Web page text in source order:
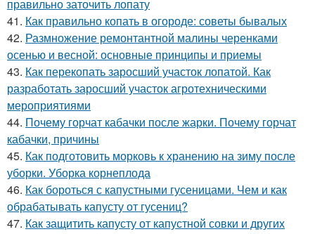
правильно заточить лопату
41. Как правильно копать в огороде: советы бывалых
42. Размножение ремонтантной малины черенками
осенью и весной: основные принципы и приемы
43. Как перекопать заросший участок лопатой. Как
разработать заросший участок агротехническими
мероприятиями
44. Почему горчат кабачки после жарки. Почему горчат
кабачки, причины
45. Как подготовить морковь к хранению на зиму после
уборки. Уборка корнеплода
46. Как бороться с капустными гусеницами. Чем и как
обрабатывать капусту от гусениц?
47. Как защитить капусту от капустной совки и других